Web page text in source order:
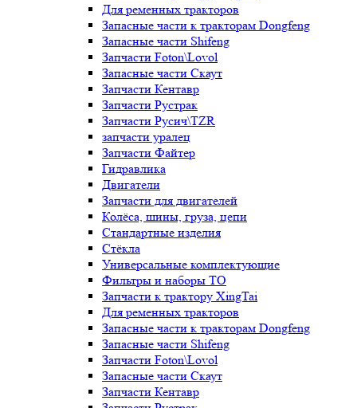
Для ременных тракторов
Запасные части к тракторам Dongfeng
Запасные части Shifeng
Запчасти Foton\Lovol
Запасные части Скаут
Запчасти Кентавр
Запчасти Рустрак
Запчасти Русич\TZR
запчасти уралец
Запчасти Файтер
Гидравлика
Двигатели
Запчасти для двигателей
Колёса, шины, груза, цепи
Стандартные изделия
Стёкла
Универсальные комплектующие
Фильтры и наборы ТО
Запчасти к трактору XingTai
Для ременных тракторов
Запасные части к тракторам Dongfeng
Запасные части Shifeng
Запчасти Foton\Lovol
Запасные части Скаут
Запчасти Кентавр